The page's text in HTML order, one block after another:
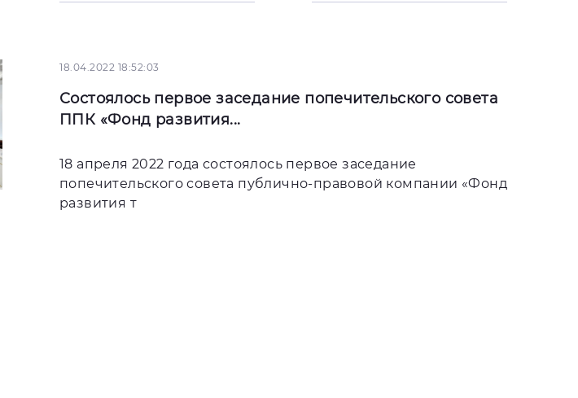
18.04.2022 18:52:03
Состоялось первое заседание попечительского совета
ППК «Фонд развития...
18 апреля 2022 года состоялось первое заседание
попечительского совета публично-правовой компании «Фонд
развития т